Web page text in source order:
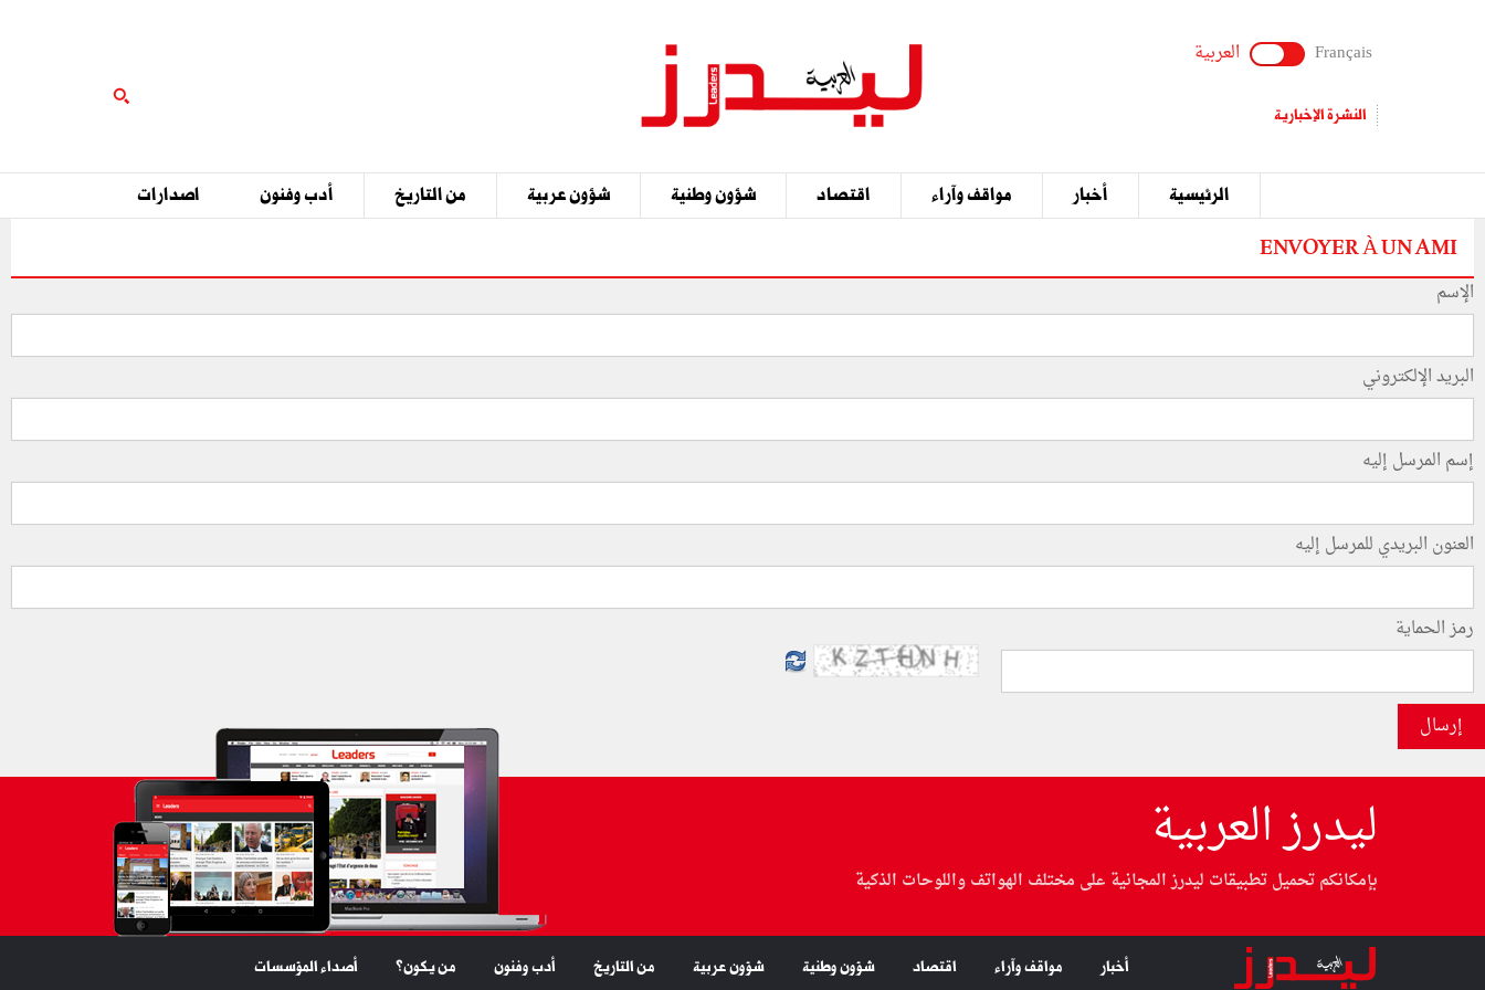
Français العربية
النشرة الإخبارية
الرئيسية أخبار مواقف وآراء اقتصاد شؤون وطنية شؤون عربية من التاريخ أدب وفنون اصدارات
ENVOYER À UN AMI
الإسم
البريد الإلكتروني
إسم المرسل إليه
العنون البريدي للمرسل إليه
رمز الحماية
إرسال
ليدرز العربية
بإمكانكم تحميل تطبيقات ليدرز المجانية على مختلف الهواتف واللوحات الذكية
أخبار مواقف وآراء اقتصاد شؤون وطنية شؤون عربية من التاريخ أدب وفنون من يكون؟ أصداء المؤسسات